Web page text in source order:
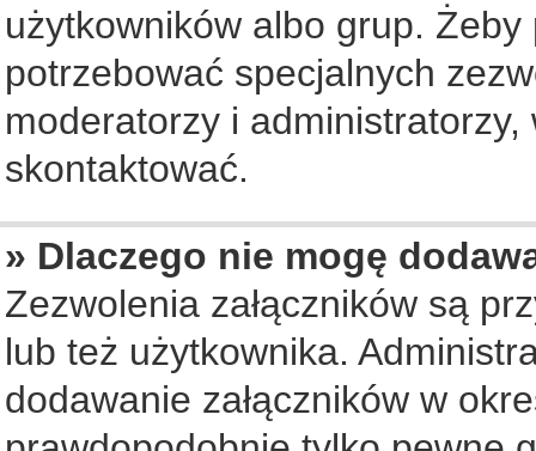
użytkowników albo grup.
potrzebować specjalnych
moderatorzy i
skontaktować.
» Dlaczego nie mogę
Zezwolenia załączników są
lub też użytkownika.
dodawanie załączników w